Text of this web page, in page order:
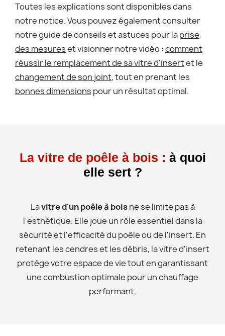
Toutes les explications sont disponibles dans
notre notice. Vous pouvez également consulter
notre guide de conseils et astuces pour laprise
des mesureset visionner notre vidéo :comment
réussir le remplacement de sa vitre d'insertet le
changement de son joint, tout en prenant les
bonnes dimensions pour un résultat optimal.
La vitre de poêle à bois : à quoi
elle sert ?
Lavitre d'un poêle à boisne se limite pas à
l'esthétique. Elle joue un rôle essentiel dans la
sécurité et l'efficacité du poêle ou de l'insert. En
retenant les cendres et les débris, la vitre d'insert
protège votre espace de vie tout en garantissant
une combustion optimale pour un chauffage
performant.